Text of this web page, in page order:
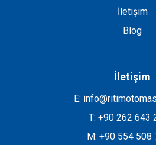
İletişim
Blog
İletişim
E:
T: +90 262 643
M: +90 554 508